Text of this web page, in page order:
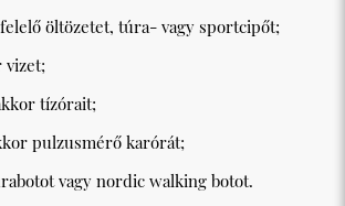
öltözetet, túra- vagy sportcipőt;
tízórait;
pulzusmérő karórát;
vagy nordic walking botot.